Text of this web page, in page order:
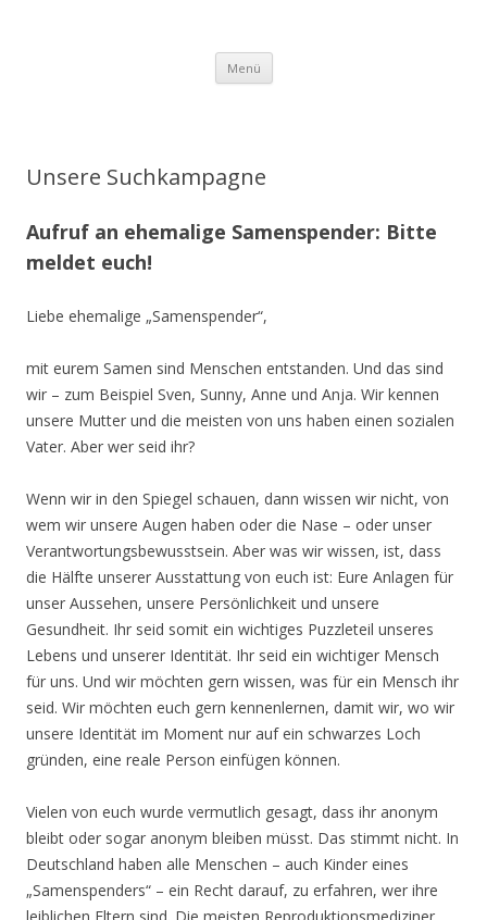
Menü Springe
Inhalt
Unsere Suchkampagne
Aufruf an ehemalige Samenspender: Bitte
meldet euch!
Liebe ehemalige „Samenspender“,
mit eurem Samen sind Menschen entstanden. Und das sind
wir – zum Beispiel Sven, Sunny, Anne und Anja. Wir kennen
unsere Mutter und die meisten von uns haben einen sozialen
Vater. Aber wer seid ihr?
Wenn wir in den Spiegel schauen, dann wissen wir nicht, von
wem wir unsere Augen haben oder die Nase – oder unser
Verantwortungsbewusstsein. Aber was wir wissen, ist, dass
die Hälfte unserer Ausstattung von euch ist: Eure Anlagen für
unser Aussehen, unsere Persönlichkeit und unsere
Gesundheit. Ihr seid somit ein wichtiges Puzzleteil unseres
Lebens und unserer Identität. Ihr seid ein wichtiger Mensch
für uns. Und wir möchten gern wissen, was für ein Mensch ihr
seid. Wir möchten euch gern kennenlernen, damit wir, wo wir
unsere Identität im Moment nur auf ein schwarzes Loch
gründen, eine reale Person einfügen können.
Vielen von euch wurde vermutlich gesagt, dass ihr anonym
bleibt oder sogar anonym bleiben müsst. Das stimmt nicht. In
Deutschland haben alle Menschen – auch Kinder eines
„Samenspenders“ – ein Recht darauf, zu erfahren, wer ihre